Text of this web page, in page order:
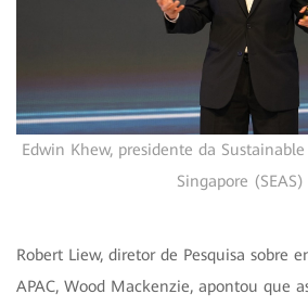
Edwin Khew, presidente da
Singapore (SEAS)
Robert Liew, diretor de Pesquisa sobre
APAC, Wood Mackenzie, apontou que